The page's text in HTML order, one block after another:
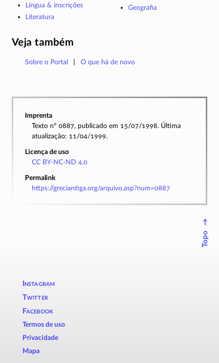
Língua & inscrições
Literatura
Geografia
Veja também
Sobre o Portal O que há de novo
Imprenta
Texto nº 0887, publicado em 15/07/1998. Última
atualização: 11/04/1999.
Licença de uso
CC BY-NC-ND 4.0
Permalink
https://greciantiga.org/arquivo.asp?num=0887
↑
Topo
Instagram
Twitter
Facebook
Termos de uso
Privacidade
Mapa